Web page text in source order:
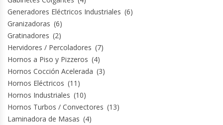
Mesones Refrigerados
Mesones Saladette
Módulos De Acero Inoxidable
Moledoras De Carne
Molinillos Para Café
Generadores Eléctricos Industriales (6)
Granizadoras (6)
Gratinadores (2)
Hervidores / Percoladores (7)
Hornos a Piso y Pizzeros (4)
Hornos Cocción Acelerada (3)
Hornos Eléctricos (11)
Hornos Industriales (10)
Hornos Turbos / Convectores (13)
Laminadora de Masas (4)